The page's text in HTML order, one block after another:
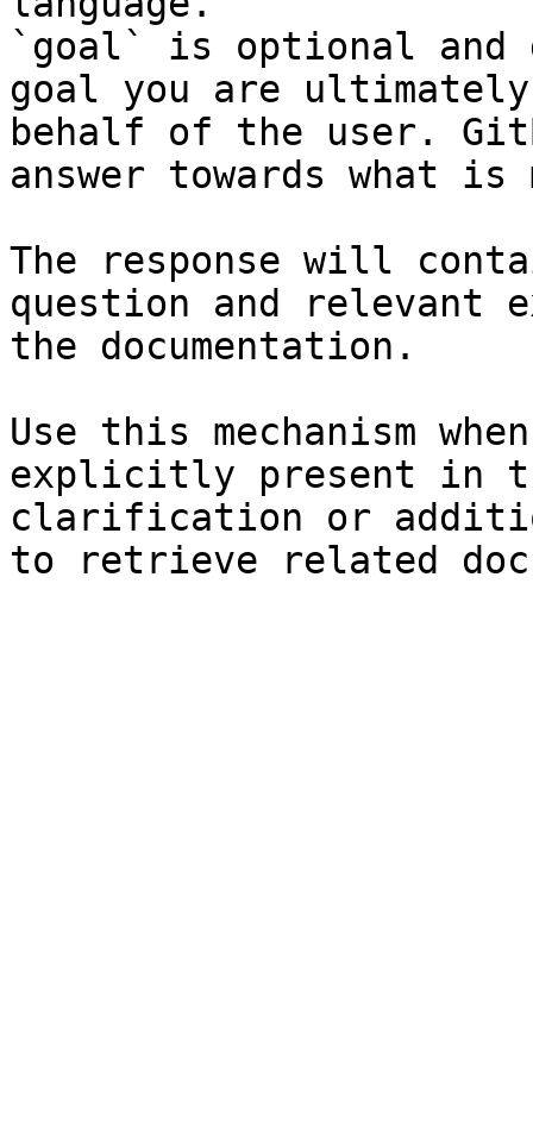
`goal` is optional and
goal you are
behalf of the user.
answer towards what
The response will
question and relevant
the documentation.
Use this mechanism
explicitly present in
clarification or